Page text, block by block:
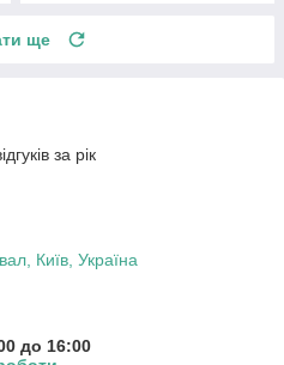
ще
за рік
Київ, Україна
до 16:00